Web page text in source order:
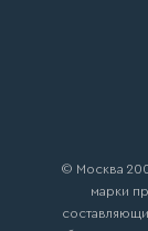
© Москва
марки